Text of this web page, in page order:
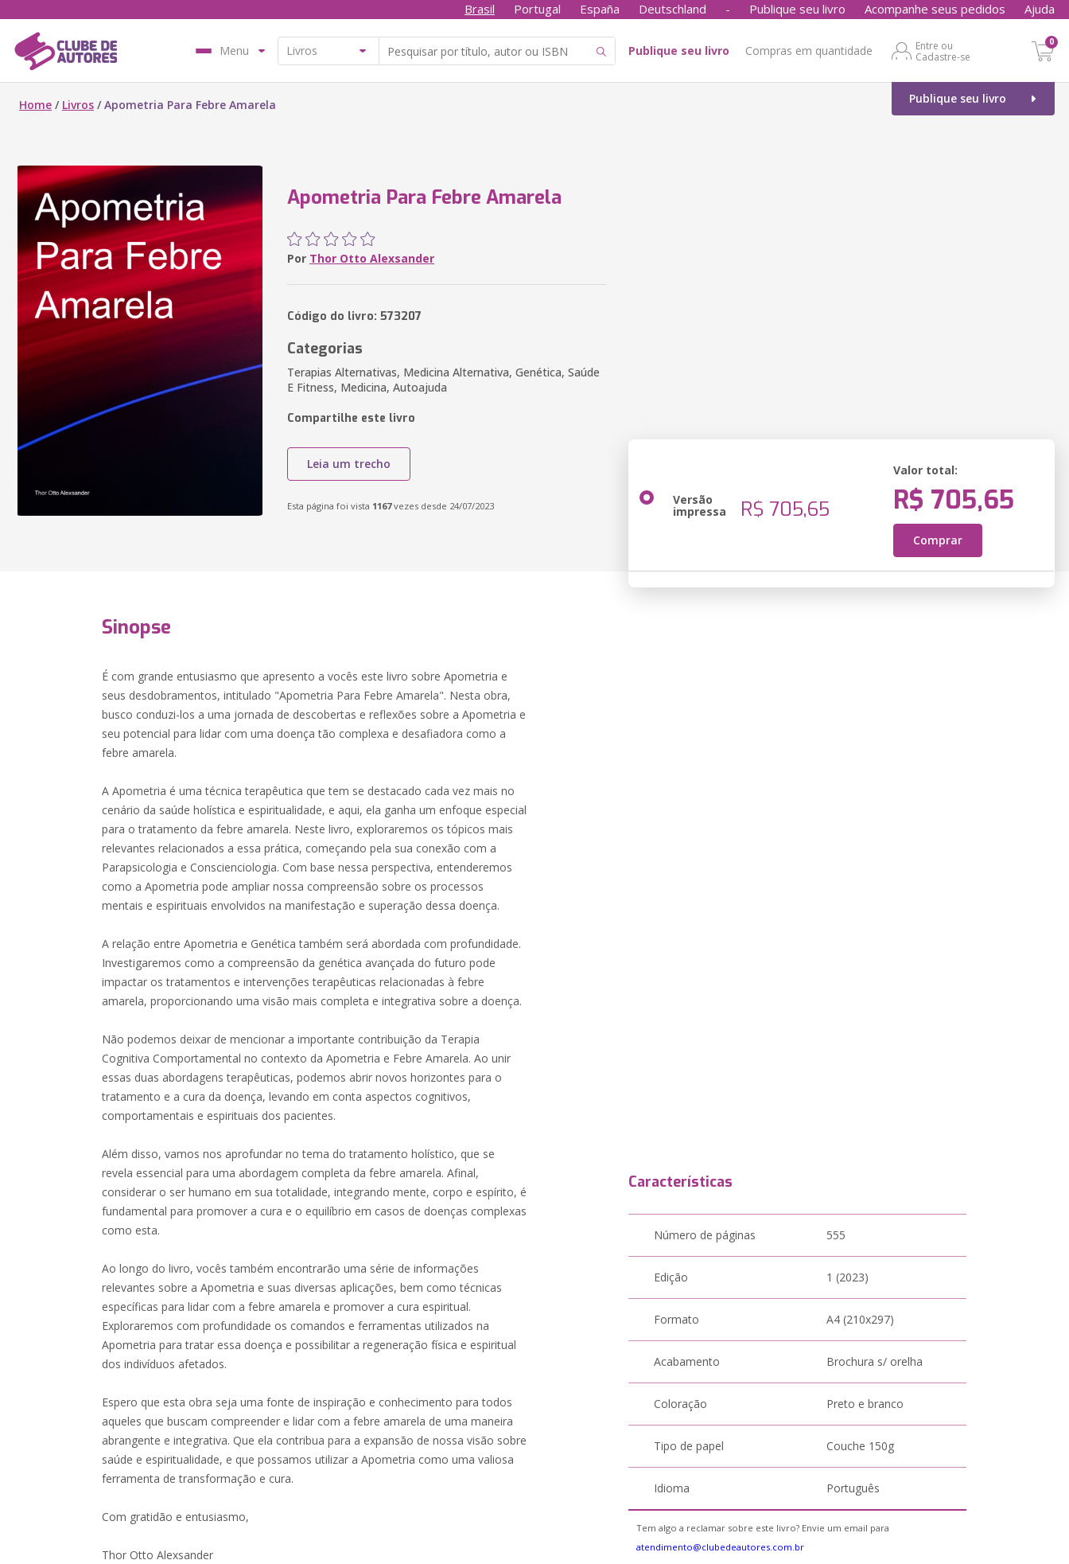
Brasil Portugal España Deutschland - Publique seu livro Acompanhe seus pedidos Ajuda
Menu Publique seu livro Compras em quantidade
Entre ou
Cadastre-se
0
Publique seu livro
Home / Livros /Apometria Para Febre Amarela
Apometria Para Febre Amarela
Por Thor Otto Alexsander
Código do livro: 573207
Categorias
Terapias Alternativas, Medicina Alternativa, Genética, Saúde
E Fitness, Medicina, Autoajuda
Compartilhe este livro
Leia um trecho
Esta página foi vista 1167vezes desde 24/07/2023 Versão
impressa R$ 705,65
Valor total:
R$ 705,65
Comprar
Sinopse
É com grande entusiasmo que apresento a vocês este livro sobre Apometria e
seus desdobramentos, intitulado "Apometria Para Febre Amarela". Nesta obra,
busco conduzi-los a uma jornada de descobertas e reflexões sobre a Apometria e
seu potencial para lidar com uma doença tão complexa e desafiadora como a
febre amarela.
A Apometria é uma técnica terapêutica que tem se destacado cada vez mais no
cenário da saúde holística e espiritualidade, e aqui, ela ganha um enfoque especial
para o tratamento da febre amarela. Neste livro, exploraremos os tópicos mais
relevantes relacionados a essa prática, começando pela sua conexão com a
Parapsicologia e Conscienciologia. Com base nessa perspectiva, entenderemos
como a Apometria pode ampliar nossa compreensão sobre os processos
mentais e espirituais envolvidos na manifestação e superação dessa doença.
A relação entre Apometria e Genética também será abordada com profundidade.
Investigaremos como a compreensão da genética avançada do futuro pode
impactar os tratamentos e intervenções terapêuticas relacionadas à febre
amarela, proporcionando uma visão mais completa e integrativa sobre a doença.
Não podemos deixar de mencionar a importante contribuição da Terapia
Cognitiva Comportamental no contexto da Apometria e Febre Amarela. Ao unir
essas duas abordagens terapêuticas, podemos abrir novos horizontes para o
tratamento e a cura da doença, levando em conta aspectos cognitivos,
comportamentais e espirituais dos pacientes.
Além disso, vamos nos aprofundar no tema do tratamento holístico, que se
revela essencial para uma abordagem completa da febre amarela. Afinal,
considerar o ser humano em sua totalidade, integrando mente, corpo e espírito, é
fundamental para promover a cura e o equilíbrio em casos de doenças complexas
como esta.
Ao longo do livro, vocês também encontrarão uma série de informações
relevantes sobre a Apometria e suas diversas aplicações, bem como técnicas
específicas para lidar com a febre amarela e promover a cura espiritual.
Exploraremos com profundidade os comandos e ferramentas utilizados na
Apometria para tratar essa doença e possibilitar a regeneração física e espiritual
dos indivíduos afetados.
Espero que esta obra seja uma fonte de inspiração e conhecimento para todos
aqueles que buscam compreender e lidar com a febre amarela de uma maneira
abrangente e integrativa. Que ela contribua para a expansão de nossa visão sobre
saúde e espiritualidade, e que possamos utilizar a Apometria como uma valiosa
ferramenta de transformação e cura.
Com gratidão e entusiasmo,
Thor Otto Alexsander
Características
Número de páginas 555
Edição 1 (2023)
Formato A4 (210x297)
Acabamento Brochura s/ orelha
Coloração Preto e branco
Tipo de papel Couche 150g
Idioma Português
Tem algo a reclamar sobre este livro? Envie um email para
atendimento@clubedeautores.com.br